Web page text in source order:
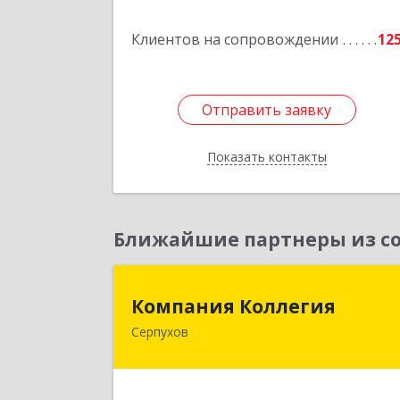
Клиентов на сопровождении
Отправить заявку
Показать контакты
Отправить заявку
Назад
Ближайшие партнеры из
Компания Коллегия
Серпухов
142211, Московская обл, Серпухов г,